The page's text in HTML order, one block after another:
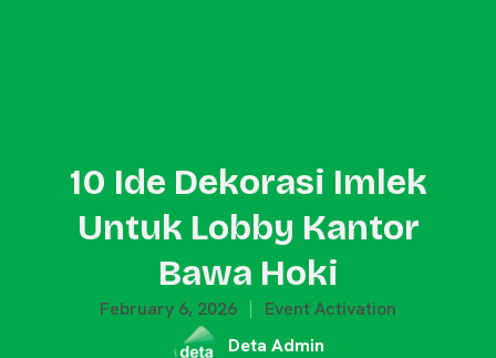
10 Ide Dekorasi Imlek
Untuk Lobby Kantor
Bawa Hoki
February 6, 2026
Event Activation
Deta Admin